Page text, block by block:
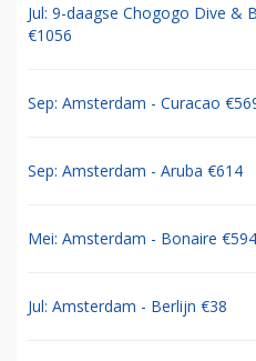
Jul: 9-daagse Chogogo Dive &
€1056
Sep: Amsterdam - Curacao
Sep: Amsterdam - Aruba €614
Mei: Amsterdam - Bonaire €594
Jul: Amsterdam - Berlijn €38